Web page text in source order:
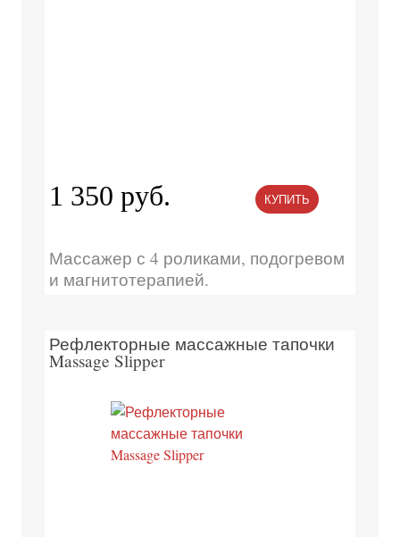
1 350 руб. КУПИТЬ
Массажер с 4 роликами, подогревом
и магнитотерапией.
Рефлекторные массажные тапочки
Massage Slipper